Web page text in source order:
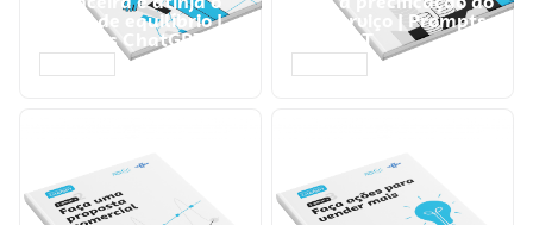
ponto de equilíbrio |
Prompts ChatGPT
seu serviço | Prompts
ChatGPT